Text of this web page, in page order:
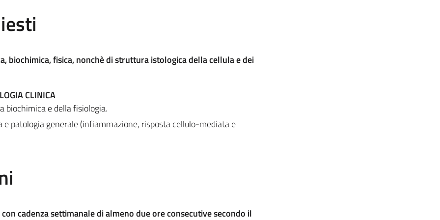
biochimica, fisica, nonchè di struttura istologica della cellula e dei
CLINICA
biochimica e della fisiologia.
e patologia generale (infiammazione, risposta cellulo-mediata e
cadenza settimanale di almeno due ore consecutive secondo il